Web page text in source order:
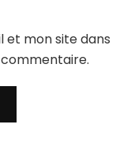
et mon site dans